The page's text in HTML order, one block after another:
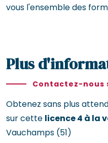
vous l'ensemble des
Plus
Contactez-nous
Obtenez sans plus
sur cette licence 4 à la
Vauchamps (51)